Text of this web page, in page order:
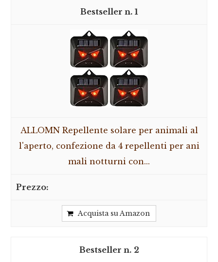
1
ALLOMN Repellente solare per animali al
l'aperto, confezione da 4 repellenti per ani
mali notturni con...
Acquista su Amazon
2